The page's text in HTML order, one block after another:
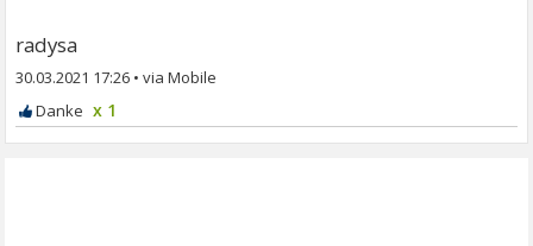
radysa
30.03.2021 17:26 •
x 1